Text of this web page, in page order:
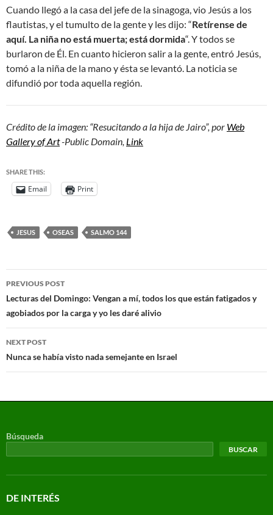
Cuando llegó a la casa del jefe de la sinagoga, vio Jesús a los
flautistas, y el tumulto de la gente y les dijo: “Retírense de
aquí. La niña no está muerta; está dormida“. Y todos se
burlaron de Él. En cuanto hicieron salir a la gente, entró Jesús,
tomó a la niña de la mano y ésta se levantó. La noticia se
difundió por toda aquella región.
Crédito de la imagen: “Resucitando a la hija de Jairo”, por Web
Gallery of Art-Public Domain, Link
SHARE THIS:
Email Print
JESUS OSEAS SALMO 144
PREVIOUS POST
Lecturas del Domingo: Vengan a mí, todos los que están fatigados y
agobiados por la carga y yo les daré alivio
NEXT POST
Nunca se había visto nada semejante en Israel
Búsqueda
BUSCAR
DE INTERÉS